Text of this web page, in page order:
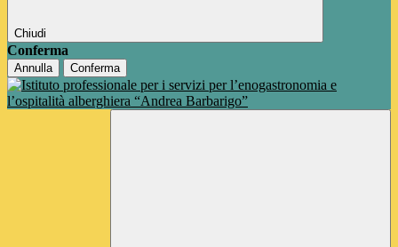
Chiudi
Conferma
Annulla Conferma